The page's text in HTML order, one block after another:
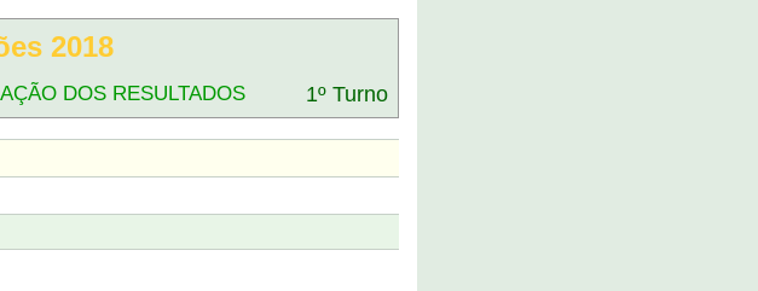
2018
DOS RESULTADOS 1º Turno